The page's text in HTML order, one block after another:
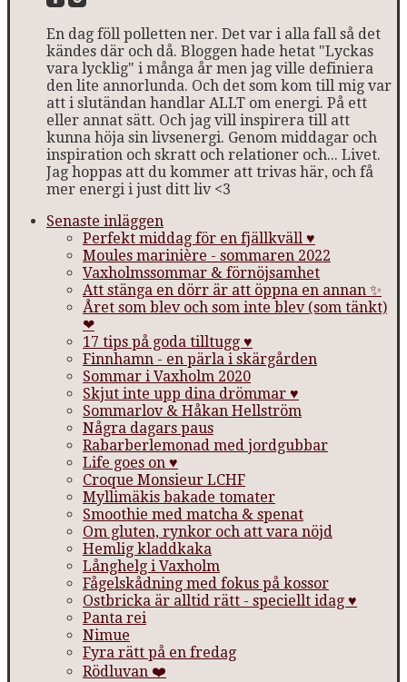
En dag föll polletten ner. Det var i alla fall så det
kändes där och då. Bloggen hade hetat "Lyckas
vara lycklig" i många år men jag ville definiera
den lite annorlunda. Och det som kom till mig var
att i slutändan handlar ALLT om energi. På ett
eller annat sätt. Och jag vill inspirera till att
kunna höja sin livsenergi. Genom middagar och
inspiration och skratt och relationer och... Livet.
Jag hoppas att du kommer att trivas här, och få
mer energi i just ditt liv <3
Senaste inläggen
Perfekt middag för en fjällkväll ♥
Moules marinière - sommaren 2022
Vaxholmssommar & förnöjsamhet
Att stänga en dörr är att öppna en annan ✨
Året som blev och som inte blev (som tänkt)
❤
17 tips på goda tilltugg ♥
Finnhamn - en pärla i skärgården
Sommar i Vaxholm 2020
Skjut inte upp dina drömmar ♥
Sommarlov & Håkan Hellström
Några dagars paus
Rabarberlemonad med jordgubbar
Life goes on ♥
Croque Monsieur LCHF
Myllimäkis bakade tomater
Smoothie med matcha & spenat
Om gluten, rynkor och att vara nöjd
Hemlig kladdkaka
Långhelg i Vaxholm
Fågelskådning med fokus på kossor
Ostbricka är alltid rätt - speciellt idag ♥
Panta rei
Nimue
Fyra rätt på en fredag
Rödluvan ❤️